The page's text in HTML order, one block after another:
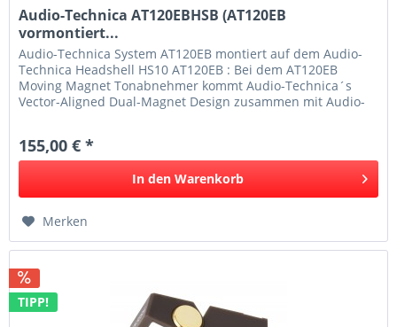
Audio-Technica AT120EBHSB (AT120EB
vormontiert...
Audio-Technica System AT120EB montiert auf dem Audio-
Technica Headshell HS10 AT120EB : Bei dem AT120EB
Moving Magnet Tonabnehmer kommt Audio-Technica´s
Vector-Aligned Dual-Magnet Design zusammen mit Audio-
155,00 € *
In den Warenkorb
Merken
TIPP!